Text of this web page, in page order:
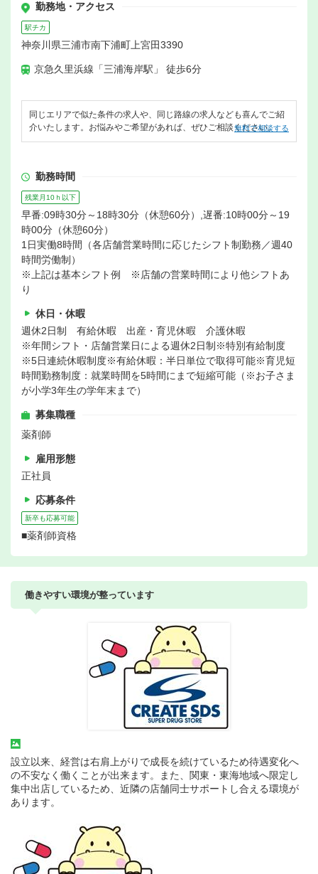
勤務地・アクセス
駅チカ
神奈川県三浦市南下浦町上宮田3390
京急久里浜線「三浦海岸駅」 徒歩6分
同じエリアで似た条件の求人や、同じ路線の求人なども喜んでご紹
介いたします。お悩みやご希望があれば、ぜひご相談ください。
無料で相談する
勤務時間
残業月10ｈ以下
早番:09時30分～18時30分（休憩60分）,遅番:10時00分～19
時00分（休憩60分）
1日実働8時間（各店舗営業時間に応じたシフト制勤務／週40
時間労働制）
※上記は基本シフト例 ※店舗の営業時間により他シフトあ
り
休日・休暇
週休2日制 有給休暇 出産・育児休暇 介護休暇
※年間シフト・店舗営業日による週休2日制※特別有給制度
※5日連続休暇制度※有給休暇：半日単位で取得可能※育児短
時間勤務制度：就業時間を5時間にまで短縮可能（※お子さま
が小学3年生の学年末まで）
募集職種
薬剤師
雇用形態
正社員
応募条件
新卒も応募可能
■薬剤師資格
働きやすい環境が整っています
設立以来、経営は右肩上がりで成長を続けているため待遇変化へ
の不安なく働くことが出来ます。また、関東・東海地域へ限定し
集中出店しているため、近隣の店舗同士サポートし合える環境が
あります。